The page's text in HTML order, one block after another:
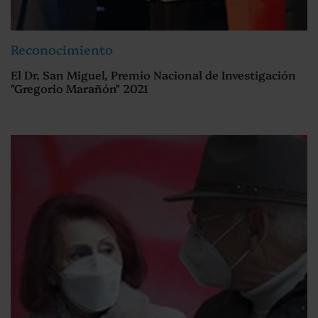
Reconocimiento
El Dr. San Miguel, Premio Nacional de Investigación
"Gregorio Marañón" 2021